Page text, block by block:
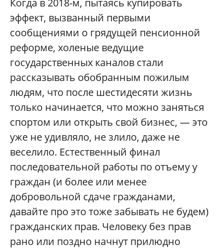
Когда в 2018-м, пытаясь купировать
эффект, вызванный первыми
сообщениями о грядущей пенсионной
реформе, холеные ведущие
государственных каналов стали
рассказывать обобранным пожилым
людям, что после шестидесяти жизнь
только начинается, что можно заняться
спортом или открыть свой бизнес, — это
уже не удивляло, не злило, даже не
веселило. Естественный финал
последовательной работы по отъему у
граждан (и более или менее
добровольной сдаче гражданами,
давайте про это тоже забывать не будем)
гражданских прав. Человеку без прав
рано или поздно начнут прилюдно